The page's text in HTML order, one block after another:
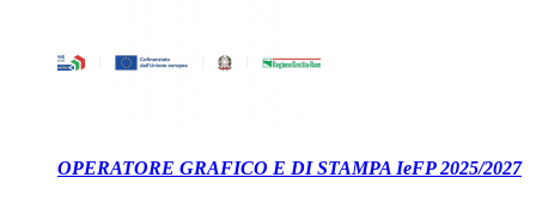
OPERATORE GRAFICO E DI STAMPA IeFP 2025/2027